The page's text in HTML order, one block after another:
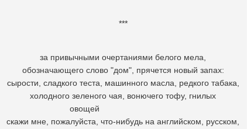
***
за привычными очертаниями белого мела,
обозначающего слово "дом", прячется новый запах:
сырости, сладкого теста, машинного масла, редкого табака,
холодного зеленого чая, вонючего тофу, гнилых
овощей
скажи мне, пожалуйста, что-нибудь на английском, русском,